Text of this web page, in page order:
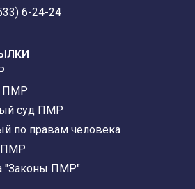
6-24-24
ПМР
суд ПМР
по правам человека
ПМР
"Законы ПМР"